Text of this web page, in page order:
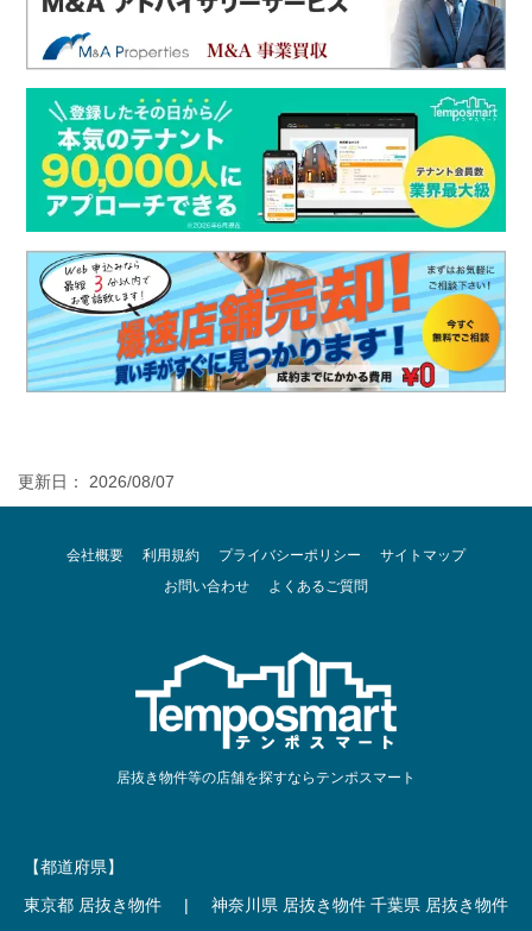
更新日： 2026/08/07
会社概要 利用規約 プライバシーポリシー
サイトマップ
お問い合わせ
よくあるご質問
居抜き物件等の店舗を探すならテンポスマート
【都道府県】
東京都 居抜き物件
| 神奈川県 居抜き物件 千葉県 居抜き物件